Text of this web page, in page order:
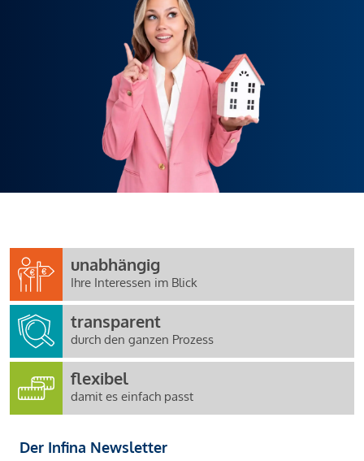
unabhängig
Ihre Interessen im Blick
transparent
durch den ganzen Prozess
flexibel
damit es einfach passt
Der Infina Newsletter